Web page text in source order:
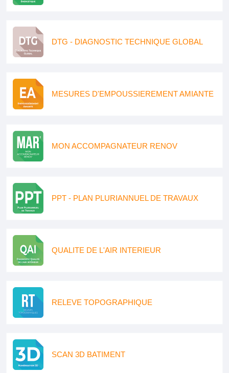
DTG - DIAGNOSTIC TECHNIQUE GLOBAL
MESURES D'EMPOUSSIEREMENT AMIANTE
MON ACCOMPAGNATEUR RENOV
PPT - PLAN PLURIANNUEL DE TRAVAUX
QUALITE DE L'AIR INTERIEUR
RELEVE TOPOGRAPHIQUE
SCAN 3D BATIMENT